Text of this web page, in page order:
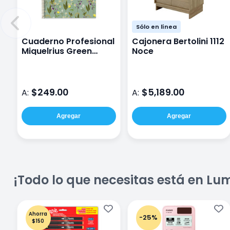
Cuaderno Profesional
Miquelrius Green
A: $249.00
Agregar
Sólo en línea
Cajonera Bertolini 1112
Noce
A: $5,189.00
Agregar
¡Todo lo que necesitas está en
Ahorra
$150
-25%